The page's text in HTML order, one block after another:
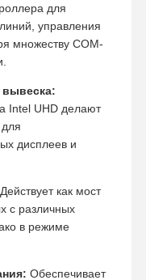
для
управления
множеству COM-
Intel UHD делают
дисплеев и
Действует как мост
с различных
в режиме
Обеспечивает